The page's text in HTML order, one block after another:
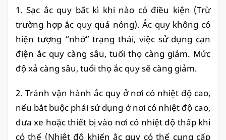
1. Sạc ắc quy bất kì khi nào có điều kiện (Trừ
trường hợp ắc quy quá nóng). Ắc quy không có
hiện tượng “nhớ” trạng thái, việc sử dụng cạn
điện ắc quy càng sâu, tuổi thọ càng giảm. Mức
độ xả càng sâu, tuổi thọ ắc quy sẽ càng giảm.
2. Tránh vận hành ắc quy ở nơi có nhiệt độ cao,
nếu bắt buộc phải sử dụng ở nơi có nhiệt độ cao,
đưa xe hoặc thiết bị vào nơi có nhiệt độ thấp khi
có thể (Nhiệt độ khiến ắc quy có thể cung cấp